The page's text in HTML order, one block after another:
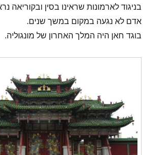
בניגוד לארמונות שראינו בסין ובקוריאה
אדם לא נגעה במקום במשך שנים.
בוגד חאן היה המלך האחרון של מונגוליה.